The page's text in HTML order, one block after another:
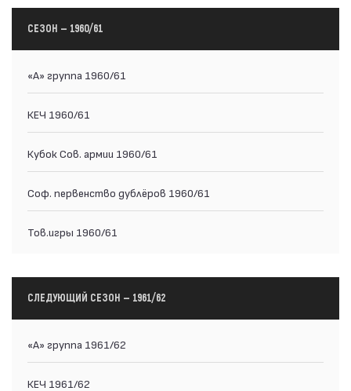
СЕЗОН — 1960/61
«А» группа 1960/61
КЕЧ 1960/61
Кубок Сов. армии 1960/61
Соф. первенство дублёров 1960/61
Тов.игры 1960/61
СЛЕДУЮЩИЙ СЕЗОН — 1961/62
«А» группа 1961/62
КЕЧ 1961/62